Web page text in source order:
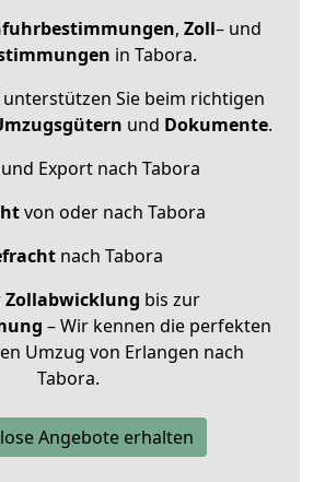
, Zoll– und
in Tabora.
Sie beim richtigen
und Dokumente.
und Export nach Tabora
von oder nach Tabora
nach Tabora
Zollabwicklung bis zur
– Wir kennen die perfekten
Umzug von Erlangen nach
Tabora.
Angebote erhalten